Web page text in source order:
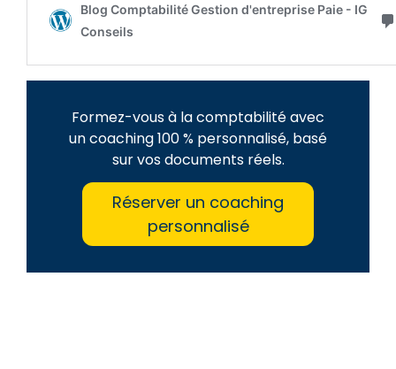
Formez-vous à la comptabilité avec
un coaching 100 % personnalisé, basé
sur vos documents réels.
Réserver un coaching
personnalisé